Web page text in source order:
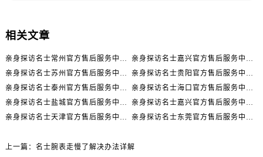
辽宁省葫芦岛市连山区中央路名士售后服务中心（需提前预约）
辽宁省锦州市古塔区中央大街名士售后服务中心（需提前预约）
辽宁省辽阳市白塔区新运大街名士售后服务中心（需提前预约）
辽宁省盘锦市兴隆台区石油大街名士售后服务中心（需提前预约）
辽宁省铁岭市银州区南马路名士售后服务中心（需提前预约）
相关文章
亲身探访名士常州官方售后服务中心｜全新官方服务电话与地址（2026年7月最新）
亲身探访名士嘉兴官方售后服务中心｜全新地址和售后电话（2026年7月最新）
亲身探访名士苏州官方售后服务中心｜服务热线与门店详细地址（2026年7月最新）
亲身探访名士贵阳官方售后服务中心｜网点地址与电话（2026年7月最新）
亲身探访名士泰州官方售后服务中心｜最新网点地址及热线（2026年7月最新）
亲身探访名士海口官方售后服务中心｜全部地址与售后电话（2026年7月最新）
亲身探访名士盐城官方售后服务中心｜完整地址与联系电话（2026年7月最新）
亲身探访名士嘉兴官方售后服务中心｜全新维修门店地址及电话（2026年7月最新）
亲身探访名士天津官方售后服务中心｜网点地址及售后热线（2026年7月最新）
亲身探访名士东莞官方售后服务中心｜最新电话和维修地址（2026年7月最新）
上一篇： 名士腕表走慢了解决办法详解